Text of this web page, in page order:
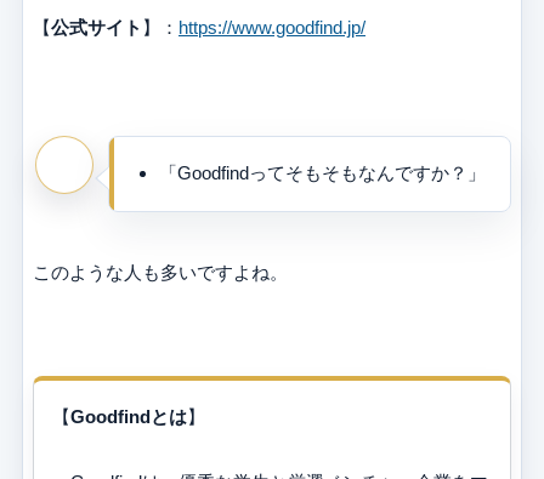
【公式サイト 】： https://www.goodfind.jp/
「Goodfindってそもそもなんですか？」
このような人も多いですよね。
【Goodfindとは】